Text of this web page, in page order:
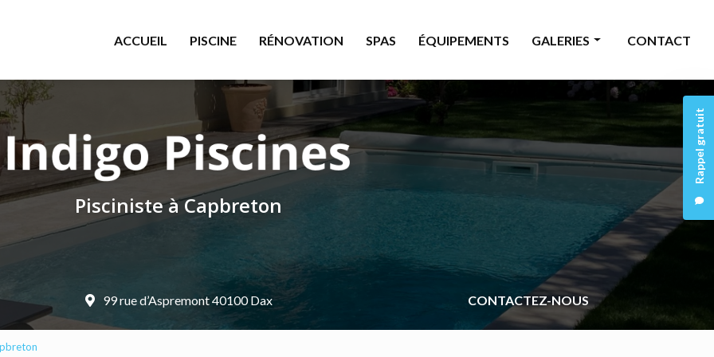
Rappel gratuit
ACCUEIL PISCINE RÉNOVATION SPAS ÉQUIPEMENTS GALERIES
Spas
Équipements
CONTACT
Pisciniste à Capbreton
99 rue d’Aspremont 40100 Dax CONTACTEZ-NOUS